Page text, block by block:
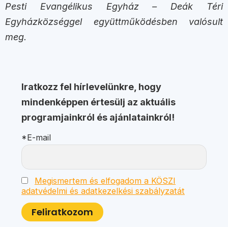
Pesti Evangélikus Egyház – Deák Téri
Egyházközséggel együttműködésben valósult
meg.
Iratkozz fel hírlevelünkre, hogy
mindenképpen értesülj az aktuális
programjainkról és ajánlatainkról!
*E-mail
Megismertem és elfogadom a KÖSZI
adatvédelmi és adatkezelkési szabályzatát